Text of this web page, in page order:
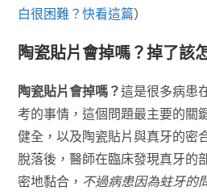
白很困難？快看這篇）
陶瓷貼片會掉嗎？掉了該
陶瓷貼片會掉嗎？這是很多病患
考的事情，這個問題最主要的關
健全，以及陶瓷貼片與真牙的密
脫落後，醫師在臨床發現真牙的
密地黏合， 不過病患因為蛀牙的